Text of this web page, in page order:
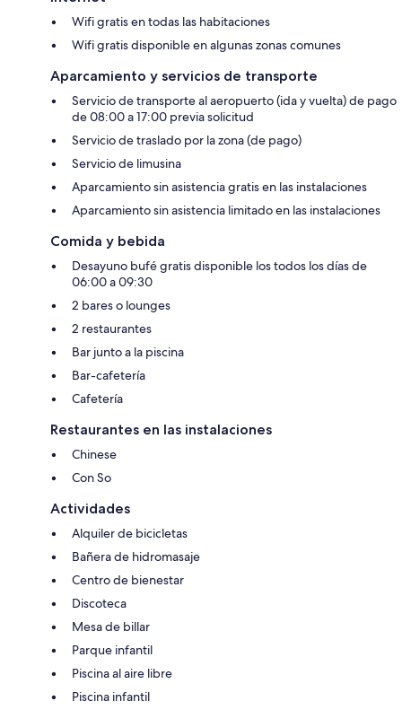
Wifi gratis en todas las habitaciones
Wifi gratis disponible en algunas zonas comunes
Aparcamiento y servicios de transporte
Servicio de transporte al aeropuerto (ida y vuelta) de pago
de 08:00 a 17:00 previa solicitud
Servicio de traslado por la zona (de pago)
Servicio de limusina
Aparcamiento sin asistencia gratis en las instalaciones
Aparcamiento sin asistencia limitado en las instalaciones
Comida y bebida
Desayuno bufé gratis disponible los todos los días de
06:00 a 09:30
2 bares o lounges
2 restaurantes
Bar junto a la piscina
Bar-cafetería
Cafetería
Restaurantes en las instalaciones
Chinese
Con So
Actividades
Alquiler de bicicletas
Bañera de hidromasaje
Centro de bienestar
Discoteca
Mesa de billar
Parque infantil
Piscina al aire libre
Piscina infantil